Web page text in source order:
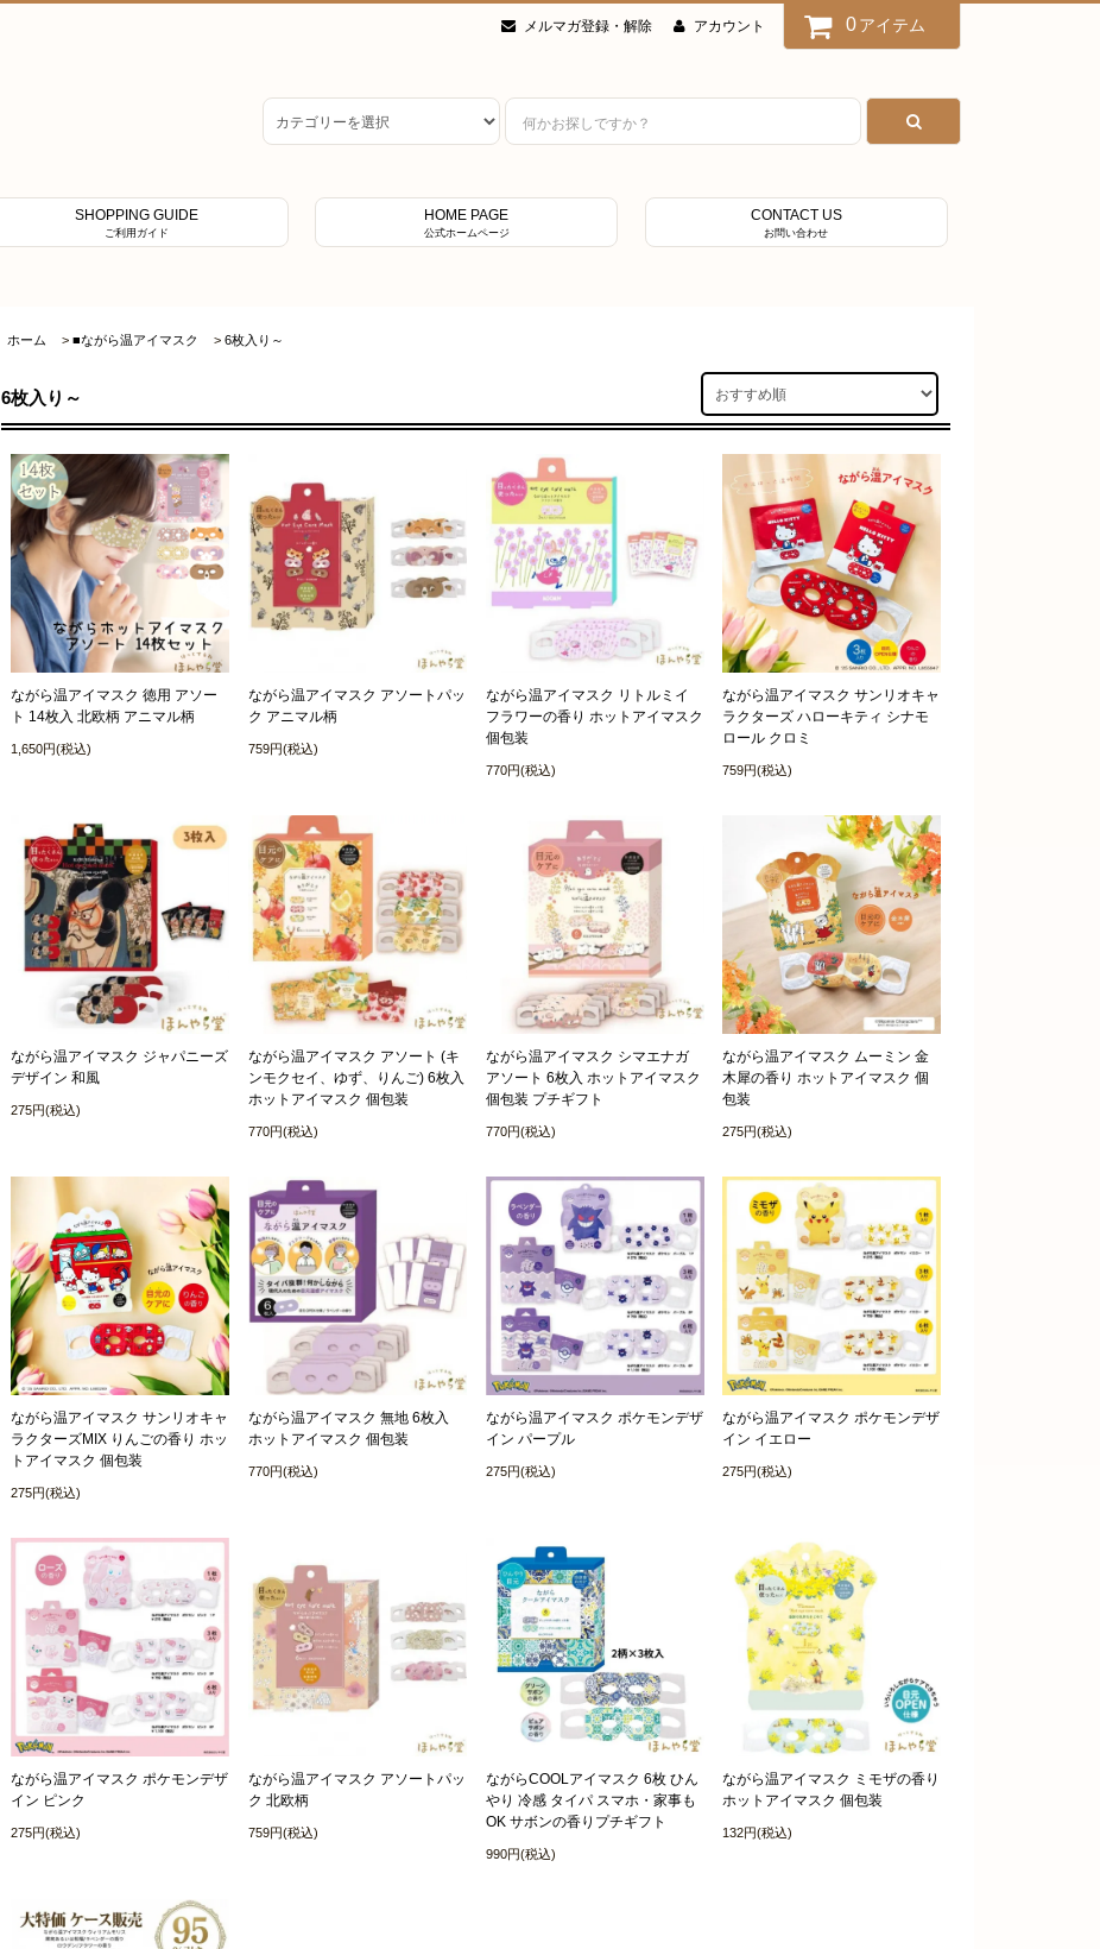
メルマガ登録・解除 アカウント 0 アイテム
SHOPPING GUIDE
ご利用ガイド
HOME PAGE
公式ホームページ
CONTACT US
お問い合わせ
ホーム > ■ながら温アイマスク > 6枚入り～
6枚入り～
ながら温アイマスク 徳用 アソー
ト 14枚入 北欧柄 アニマル柄
1,650円(税込)
ながら温アイマスク アソートパッ
ク アニマル柄
759円(税込)
ながら温アイマスク リトルミイ
フラワーの香り ホットアイマスク
個包装
770円(税込)
ながら温アイマスク サンリオキャ
ラクターズ ハローキティ シナモ
ロール クロミ
759円(税込)
ながら温アイマスク ジャパニーズ
デザイン 和風
275円(税込)
ながら温アイマスク アソート (キ
ンモクセイ、ゆず、りんご) 6枚入
ホットアイマスク 個包装
770円(税込)
ながら温アイマスク シマエナガ
アソート 6枚入 ホットアイマスク
個包装 プチギフト
770円(税込)
ながら温アイマスク ムーミン 金
木犀の香り ホットアイマスク 個
包装
275円(税込)
ながら温アイマスク サンリオキャ
ラクターズMIX りんごの香り ホッ
トアイマスク 個包装
275円(税込)
ながら温アイマスク 無地 6枚入
ホットアイマスク 個包装
770円(税込)
ながら温アイマスク ポケモンデザ
イン パープル
275円(税込)
ながら温アイマスク ポケモンデザ
イン イエロー
275円(税込)
ながら温アイマスク ポケモンデザ
イン ピンク
275円(税込)
ながら温アイマスク アソートパッ
ク 北欧柄
759円(税込)
ながらCOOLアイマスク 6枚 ひん
やり 冷感 タイパ スマホ・家事も
OK サボンの香りプチギフト
990円(税込)
ながら温アイマスク ミモザの香り
ホットアイマスク 個包装
132円(税込)